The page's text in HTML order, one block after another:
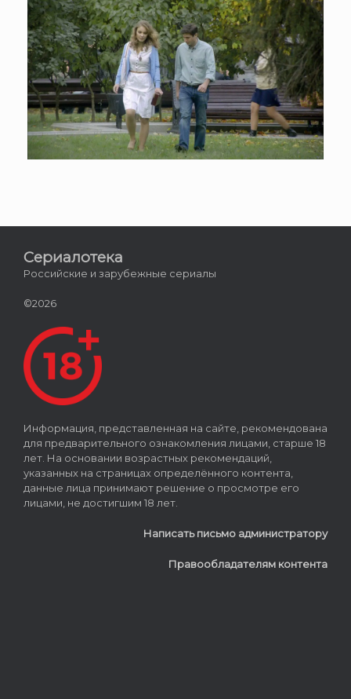
Сериалотека
Российские и зарубежные сериалы
©2026
Информация, представленная на сайте, рекомендована
для предварительного ознакомления лицами, старше 18
лет. На основании возрастных рекомендаций,
указанных на страницах определённого контента,
данные лица принимают решение о просмотре его
лицами, не достигшим 18 лет.
Написать письмо администратору
Правообладателям контента